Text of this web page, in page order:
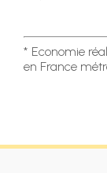
* Economie
en France